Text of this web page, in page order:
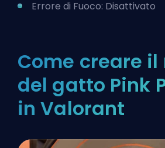
Errore di Fuoco: Disattivato
Come creare
del gatto Pink
in Valorant